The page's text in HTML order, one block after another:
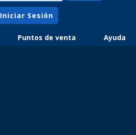
Iniciar Sesión
Puntos de venta Ayuda